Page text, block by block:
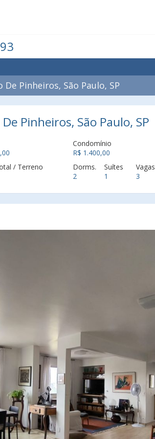
Pinheiros, São Paulo, SP
Pinheiros, São Paulo, SP
Condomínio
R$ 1.400,00
/ Terreno
Dorms.
2
Suítes
1
Vagas
3